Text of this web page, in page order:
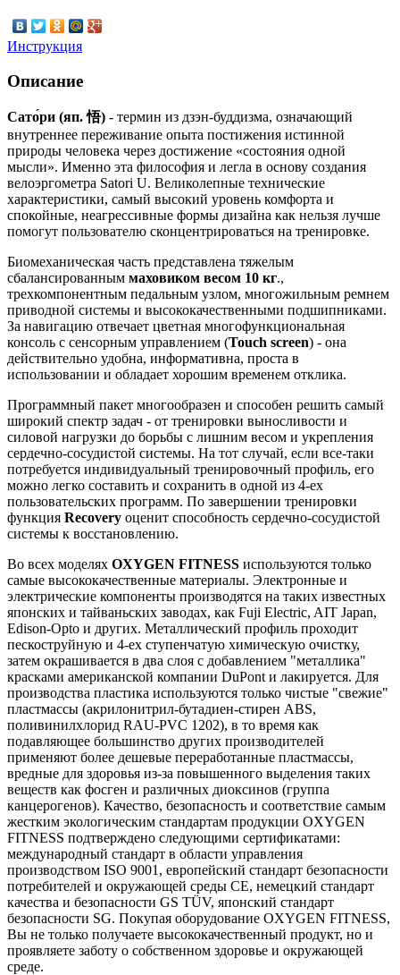
Инструкция
Описание
Сато́ри (яп. 悟) - термин из дзэн-буддизма, означающий
внутреннее переживание опыта постижения истинной
природы человека через достижение «состояния одной
мысли». Именно эта философия и легла в основу создания
велоэргометра Satori U. Великолепные технические
характеристики, самый высокий уровень комфорта и
спокойные, неагрессивные формы дизайна как нельзя лучше
помогут пользователю сконцентрироваться на тренировке.
Биомеханическая часть представлена тяжелым
сбалансированным маховиком весом 10 кг.,
трехкомпонентным педальным узлом, многожильным ремнем
приводной системы и высококачественными подшипниками.
За навигацию отвечает цветная многофункциональная
консоль с сенсорным управлением (Touch screen) - она
действительно удобна, информативна, проста в
использовании и обладает хорошим временем отклика.
Программный пакет многообразен и способен решить самый
широкий спектр задач - от тренировки выносливости и
силовой нагрузки до борьбы с лишним весом и укрепления
сердечно-сосудистой системы. На тот случай, если все-таки
потребуется индивидуальный тренировочный профиль, его
можно легко составить и сохранить в одной из 4-ех
пользовательских программ. По завершении тренировки
функция Recovery оценит способность сердечно-сосудистой
системы к восстановлению.
Во всех моделях OXYGEN FITNESS используются только
самые высококачественные материалы. Электронные и
электрические компоненты производятся на таких известных
японских и тайваньских заводах, как Fuji Electric, AIT Japan,
Edison-Opto и других. Металлический профиль проходит
пескоструйную и 4-ех ступенчатую химическую очистку,
затем окрашивается в два слоя с добавлением "металлика"
красками американской компании DuPont и лакируется. Для
производства пластика используются только чистые "свежие"
пластмассы (акрилонитрил-бутадиен-стирен ABS,
поливинилхлорид RAU-PVC 1202), в то время как
подавляющее большинство других производителей
применяют более дешевые переработанные пластмассы,
вредные для здоровья из-за повышенного выделения таких
веществ как фосген и различных диоксинов (группа
канцерогенов). Качество, безопасность и соответствие самым
жестким экологическим стандартам продукции OXYGEN
FITNESS подтверждено следующими сертификатами:
международный стандарт в области управления
производством ISO 9001, европейский стандарт безопасности
потребителей и окружающей среды CE, немецкий стандарт
качества и безопасности GS TÜV, японский стандарт
безопасности SG. Покупая оборудование OXYGEN FITNESS,
Вы не только получаете высококачественный продукт, но и
проявляете заботу о собственном здоровье и окружающей
среде.